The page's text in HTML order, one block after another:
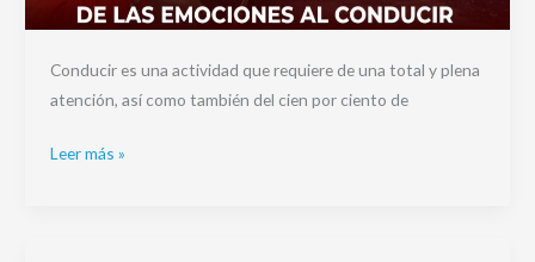
Conducir es una actividad que requiere de una total y plena
atención, así como también del cien por ciento de
Leer más »